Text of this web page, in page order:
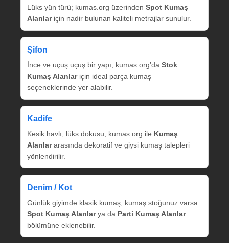
Lüks yün türü; kumas.org üzerinden Spot Kumaş
Alanlariçin nadir bulunan kaliteli metrajlar sunulur.
Şifon
İnce ve uçuş uçuş bir yapı; kumas.org’da Stok
Kumaş Alanlariçin ideal parça kumaş
seçeneklerinde yer alabilir.
Kadife
Kesik havlı, lüks dokusu; kumas.org ile Kumaş
Alanlararasında dekoratif ve giysi kumaş talepleri
yönlendirilir.
Denim / Kot
Günlük giyimde klasik kumaş; kumaş stoğunuz varsa
Spot Kumaş Alanlarya da Parti Kumaş Alanlar
bölümüne eklenebilir.